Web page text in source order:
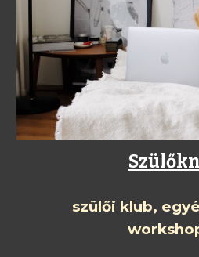
szülői klub,